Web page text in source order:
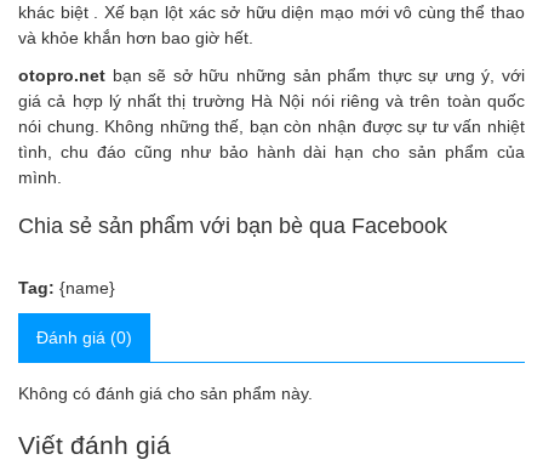
khác biệt . Xế bạn lột xác sở hữu diện mạo mới vô cùng thể thao
và khỏe khắn hơn bao giờ hết.
otopro.net bạn sẽ sở hữu những sản phẩm thực sự ưng ý, với
giá cả hợp lý nhất thị trường Hà Nội nói riêng và trên toàn quốc
nói chung. Không những thế, bạn còn nhận được sự tư vấn nhiệt
tình, chu đáo cũng như bảo hành dài hạn cho sản phẩm của
mình.
Chia sẻ sản phẩm với bạn bè qua Facebook
Tag: {name}
Đánh giá (0)
Không có đánh giá cho sản phẩm này.
Viết đánh giá